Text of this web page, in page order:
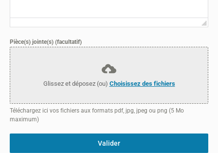
Pièce(s) jointe(s) (facultatif)
Glissez et déposez (ou) Choisissez des fichiers
Téléchargez ici vos fichiers aux formats pdf, jpg, jpeg ou png (5 Mo
maximum)
Valider